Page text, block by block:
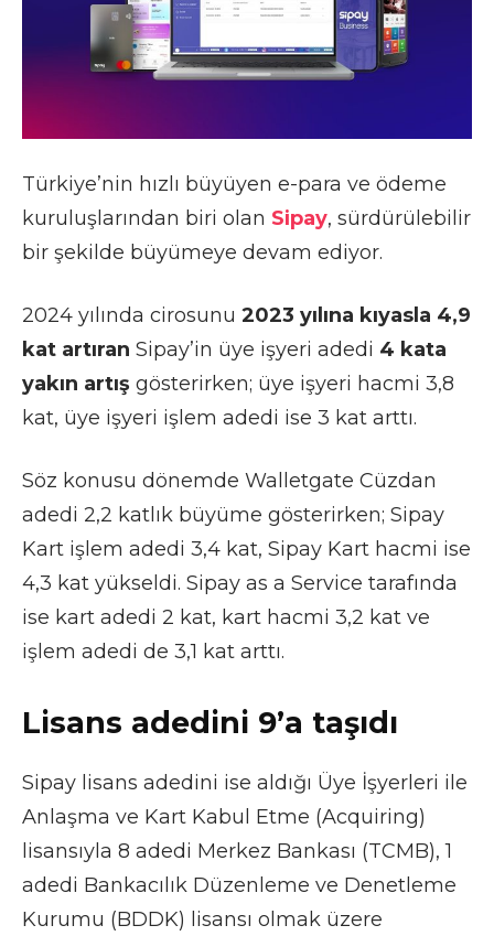
Türkiye’nin hızlı büyüyen e-para ve ödeme
kuruluşlarından biri olan Sipay, sürdürülebilir
bir şekilde büyümeye devam ediyor.
2024 yılında cirosunu 2023 yılına kıyasla 4,9
kat artıran Sipay’in üye işyeri adedi 4 kata
yakın artış gösterirken; üye işyeri hacmi 3,8
kat, üye işyeri işlem adedi ise 3 kat arttı.
Söz konusu dönemde Walletgate Cüzdan
adedi 2,2 katlık büyüme gösterirken; Sipay
Kart işlem adedi 3,4 kat, Sipay Kart hacmi ise
4,3 kat yükseldi. Sipay as a Service tarafında
ise kart adedi 2 kat, kart hacmi 3,2 kat ve
işlem adedi de 3,1 kat arttı.
Lisans adedini 9’a taşıdı
Sipay lisans adedini ise aldığı Üye İşyerleri ile
Anlaşma ve Kart Kabul Etme (Acquiring)
lisansıyla 8 adedi Merkez Bankası (TCMB), 1
adedi Bankacılık Düzenleme ve Denetleme
Kurumu (BDDK) lisansı olmak üzere